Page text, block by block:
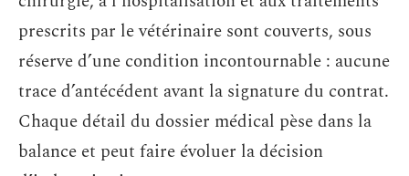
prescrits par le vétérinaire sont couverts, sous
réserve d’une condition incontournable : aucune
trace d’antécédent avant la signature du contrat.
Chaque détail du dossier médical pèse dans la
balance et peut faire évoluer la décision